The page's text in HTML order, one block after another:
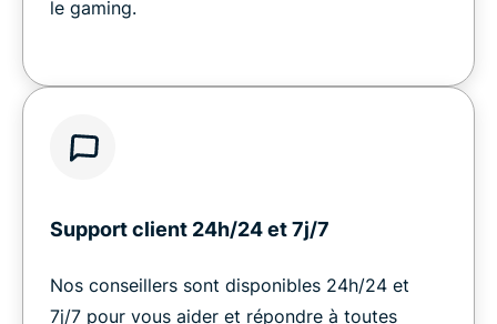
le gaming.
Support client 24h/24 et 7j/7
Nos conseillers sont disponibles 24h/24 et
7j/7 pour vous aider et répondre à toutes